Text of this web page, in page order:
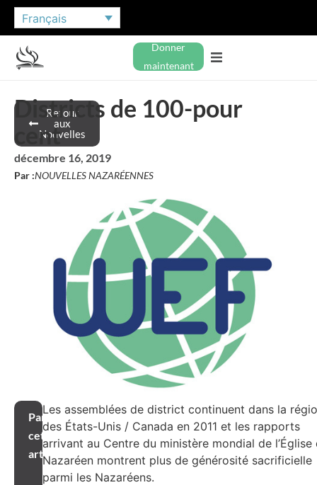
Français
Donner
maintenant
Retour
aux
Nouvelles
Districts de 100-pour
cent
décembre 16, 2019
Par :NOUVELLES NAZARÉENNES
Partager
cet
article
Les assemblées de district continuent dans la
des États-Unis / Canada en 2011 et les rapports
arrivant au Centre du ministère mondial de l’Église
Nazaréen montrent plus de générosité sacrificielle
parmi les Nazaréens.